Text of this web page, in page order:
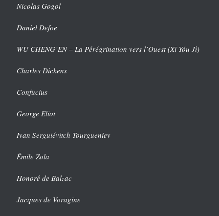
Nicolas Gogol
Daniel Defoe
WU CHENG’EN – La Pérégrination vers l’Ouest (Xī Yóu Jì)
Charles Dickens
Confucius
George Eliot
Ivan Serguiévitch Tourgueniev
Émile Zola
Honoré de Balzac
Jacques de Voragine